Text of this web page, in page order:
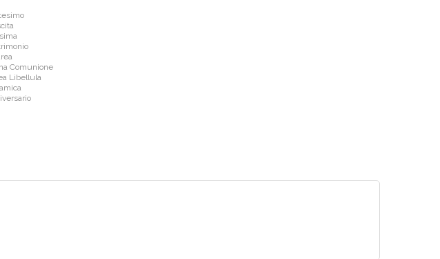
Comunione
Libellula